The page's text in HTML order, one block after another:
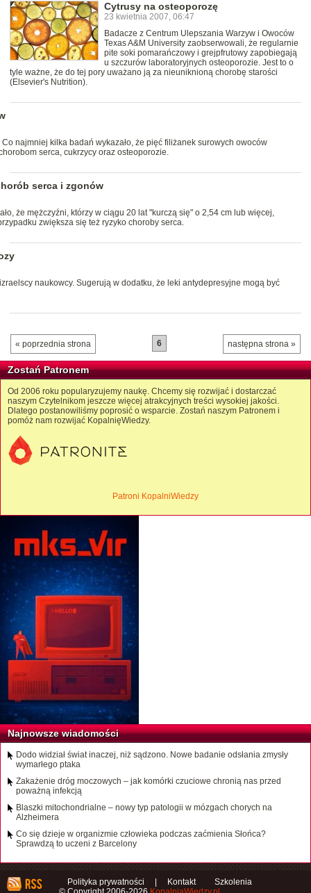
Cytrusy na osteoporozę
23 kwietnia 2007, 06:47
Badacze z Centrum Ulepszania Warzyw i Owoców
Texas A&M University zaobserwowali, że regularnie
pite soki pomarańczowy i grejpfrutowy zapobiegają
u szczurów laboratoryjnych osteoporozie. Jest to o
tyle ważne, że do tej pory uważano ją za nieuniknioną chorobę starości
(Elsevier's Nutrition).
najmniej kilka badań wykazało, że pięć filiżanek surowych owoców
serca, cukrzycy oraz osteoporozie.
serca i zgonów
że mężczyźni, którzy w ciągu 20 lat "kurczą się" o 2,54 cm lub więcej,
zwiększa się też ryzyko choroby serca.
naukowcy. Sugerują w dodatku, że leki antydepresyjne mogą być
« poprzednia strona następna strona »
6
Zostań Patronem
Od 2006 roku popularyzujemy naukę. Chcemy się rozwijać i dostarczać
naszym Czytelnikom jeszcze więcej atrakcyjnych treści wysokiej jakości.
Dlatego postanowiliśmy poprosić o wsparcie. Zostań naszym Patronem i
pomóż nam rozwijać KopalnięWiedzy.
Patroni KopalniWiedzy
Najnowsze wiadomości
Dodo widział świat inaczej, niż sądzono. Nowe badanie odsłania zmysły
wymarłego ptaka
Zakażenie dróg moczowych – jak komórki czuciowe chronią nas przed
poważną infekcją
Blaszki mitochondrialne – nowy typ patologii w mózgach chorych na
Alzheimera
Co się dzieje w organizmie człowieka podczas zaćmienia Słońca?
Sprawdzą to uczeni z Barcelony
Polityka prywatności Kontakt
Szkolenia